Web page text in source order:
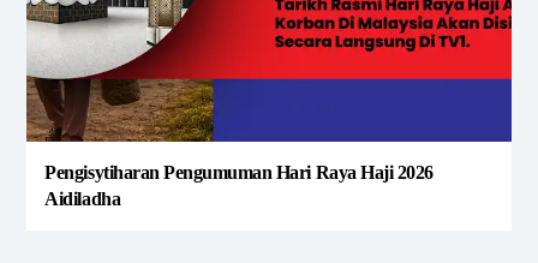
Pengisytiharan Pengumuman Hari Raya Haji 2026
Aidiladha